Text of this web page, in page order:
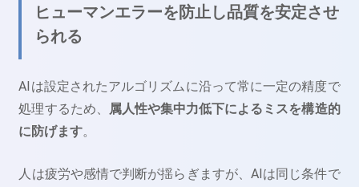
ヒューマンエラーを防止し品質を安定させ
られる
AIは設定されたアルゴリズムに沿って常に一定の精度で
処理するため、 属人性や集中力低下によるミスを構造的
に防げます。
人は疲労や感情で判断が揺らぎますが、AIは同じ条件で